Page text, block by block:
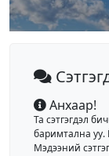
Анхаар!
Та сэтгэгдэл
баримтална уу.
Мэдээний